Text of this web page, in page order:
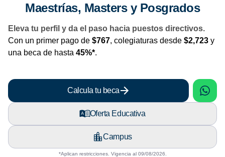
Maestrías, Masters y Posgrados
Eleva tu perfil y da el paso hacia puestos directivos.
Con un primer pago de $767, colegiaturas desde $2,723 y
una beca de hasta 45%*.
Calcula tu beca
Oferta Educativa
Campus
*Aplican restricciones. Vigencia al 09/08/2026.